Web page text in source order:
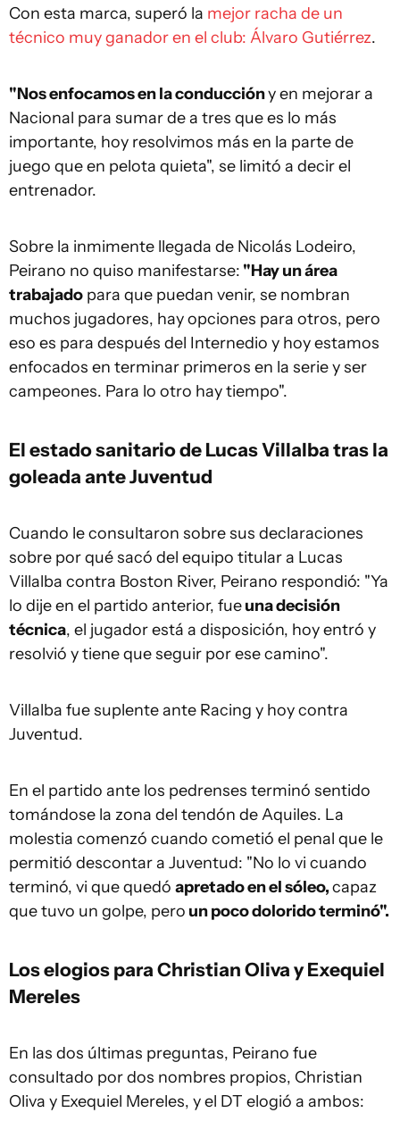
Con esta marca, superó la mejor racha de un
técnico muy ganador en el club: Álvaro Gutiérrez.
"Nos enfocamos en la conduccióny en mejorar a
Nacional para sumar de a tres que es lo más
importante, hoy resolvimos más en la parte de
juego que en pelota quieta", se limitó a decir el
entrenador.
Sobre la inmimente llegada de Nicolás Lodeiro,
Peirano no quiso manifestarse: "Hay un área
trabajado para que puedan venir, se nombran
muchos jugadores, hay opciones para otros, pero
eso es para después del Internedio y hoy estamos
enfocados en terminar primeros en la serie y ser
campeones. Para lo otro hay tiempo".
El estado sanitario de Lucas Villalba tras la
goleada ante Juventud
Cuando le consultaron sobre sus declaraciones
sobre por qué sacó del equipo titular a Lucas
Villalba contra Boston River, Peirano respondió: "Ya
lo dije en el partido anterior, fueuna decisión
técnica, el jugador está a disposición, hoy entró y
resolvió y tiene que seguir por ese camino".
Villalba fue suplente ante Racing y hoy contra
Juventud.
En el partido ante los pedrenses terminó sentido
tomándose la zona del tendón de Aquiles. La
molestia comenzó cuando cometió el penal que le
permitió descontar a Juventud: "No lo vi cuando
terminó, vi que quedó apretado en el sóleo,capaz
que tuvo un golpe, pero un poco dolorido terminó".
Los elogios para Christian Oliva y Exequiel
Mereles
En las dos últimas preguntas, Peirano fue
consultado por dos nombres propios, Christian
Oliva y Exequiel Mereles, y el DT elogió a ambos: